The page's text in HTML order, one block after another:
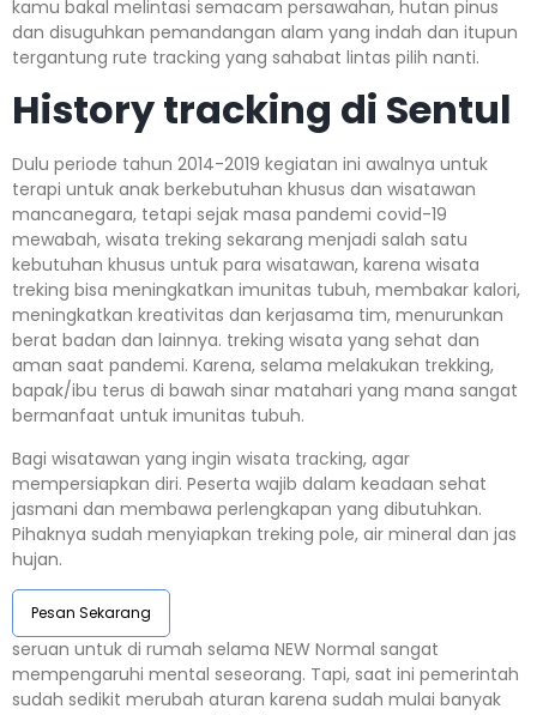
kamu bakal melintasi semacam persawahan, hutan pinus
dan disuguhkan pemandangan alam yang indah dan itupun
tergantung rute tracking yang sahabat lintas pilih nanti.
History tracking di Sentul
Dulu periode tahun 2014-2019 kegiatan ini awalnya untuk
terapi untuk anak berkebutuhan khusus dan wisatawan
mancanegara, tetapi sejak masa pandemi covid-19
mewabah, wisata treking sekarang menjadi salah satu
kebutuhan khusus untuk para wisatawan, karena wisata
treking bisa meningkatkan imunitas tubuh, membakar kalori,
meningkatkan kreativitas dan kerjasama tim, menurunkan
berat badan dan lainnya. treking wisata yang sehat dan
aman saat pandemi. Karena, selama melakukan trekking,
bapak/ibu terus di bawah sinar matahari yang mana sangat
bermanfaat untuk imunitas tubuh.
Bagi wisatawan yang ingin wisata tracking, agar
mempersiapkan diri. Peserta wajib dalam keadaan sehat
jasmani dan membawa perlengkapan yang dibutuhkan.
Pihaknya sudah menyiapkan treking pole, air mineral dan jas
hujan.
Pesan Sekarang
seruan untuk di rumah selama NEW Normal sangat
mempengaruhi mental seseorang. Tapi, saat ini pemerintah
sudah sedikit merubah aturan karena sudah mulai banyak